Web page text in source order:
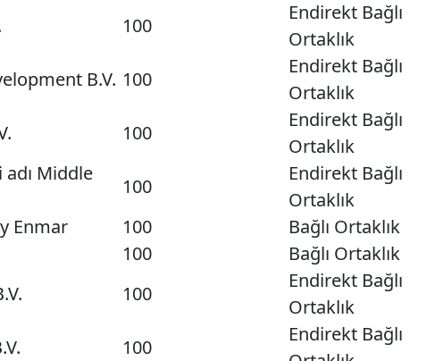
100
Endirekt Bağlı
Ortaklık
B.V. 100
Endirekt Bağlı
Ortaklık
100
Endirekt Bağlı
Ortaklık
adı Middle
100
Endirekt Bağlı
Ortaklık
Enmar
100
Bağlı Ortaklık
100
Bağlı Ortaklık
100
Endirekt Bağlı
Ortaklık
100
Endirekt Bağlı